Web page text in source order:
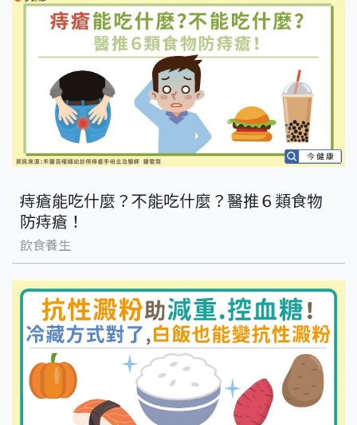
痔瘡能吃什麼？不能吃什麼？醫推６類食物
防痔瘡！
飲食養生